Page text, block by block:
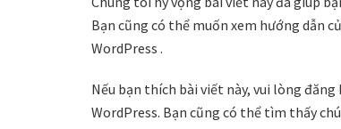
Bạn cũng có thể muốn xem hướng dẫn
WordPress .
Nếu bạn thích bài viết này, vui lòng đăng
WordPress. Bạn cũng có thể tìm thấy